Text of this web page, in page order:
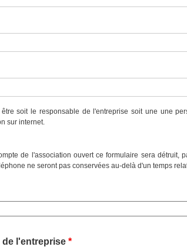
être soit le responsable de l'entreprise soit une une
sur internet.
de l'association ouvert ce formulaire sera détruit,
ne seront pas conservées au-delà d'un temps
l'entreprise
l'entreprise